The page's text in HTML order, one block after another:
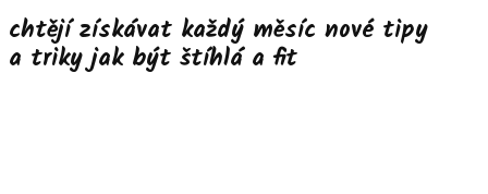
chtějí získávat každý měsíc nové tipy
a triky jak být štíhlá a fit